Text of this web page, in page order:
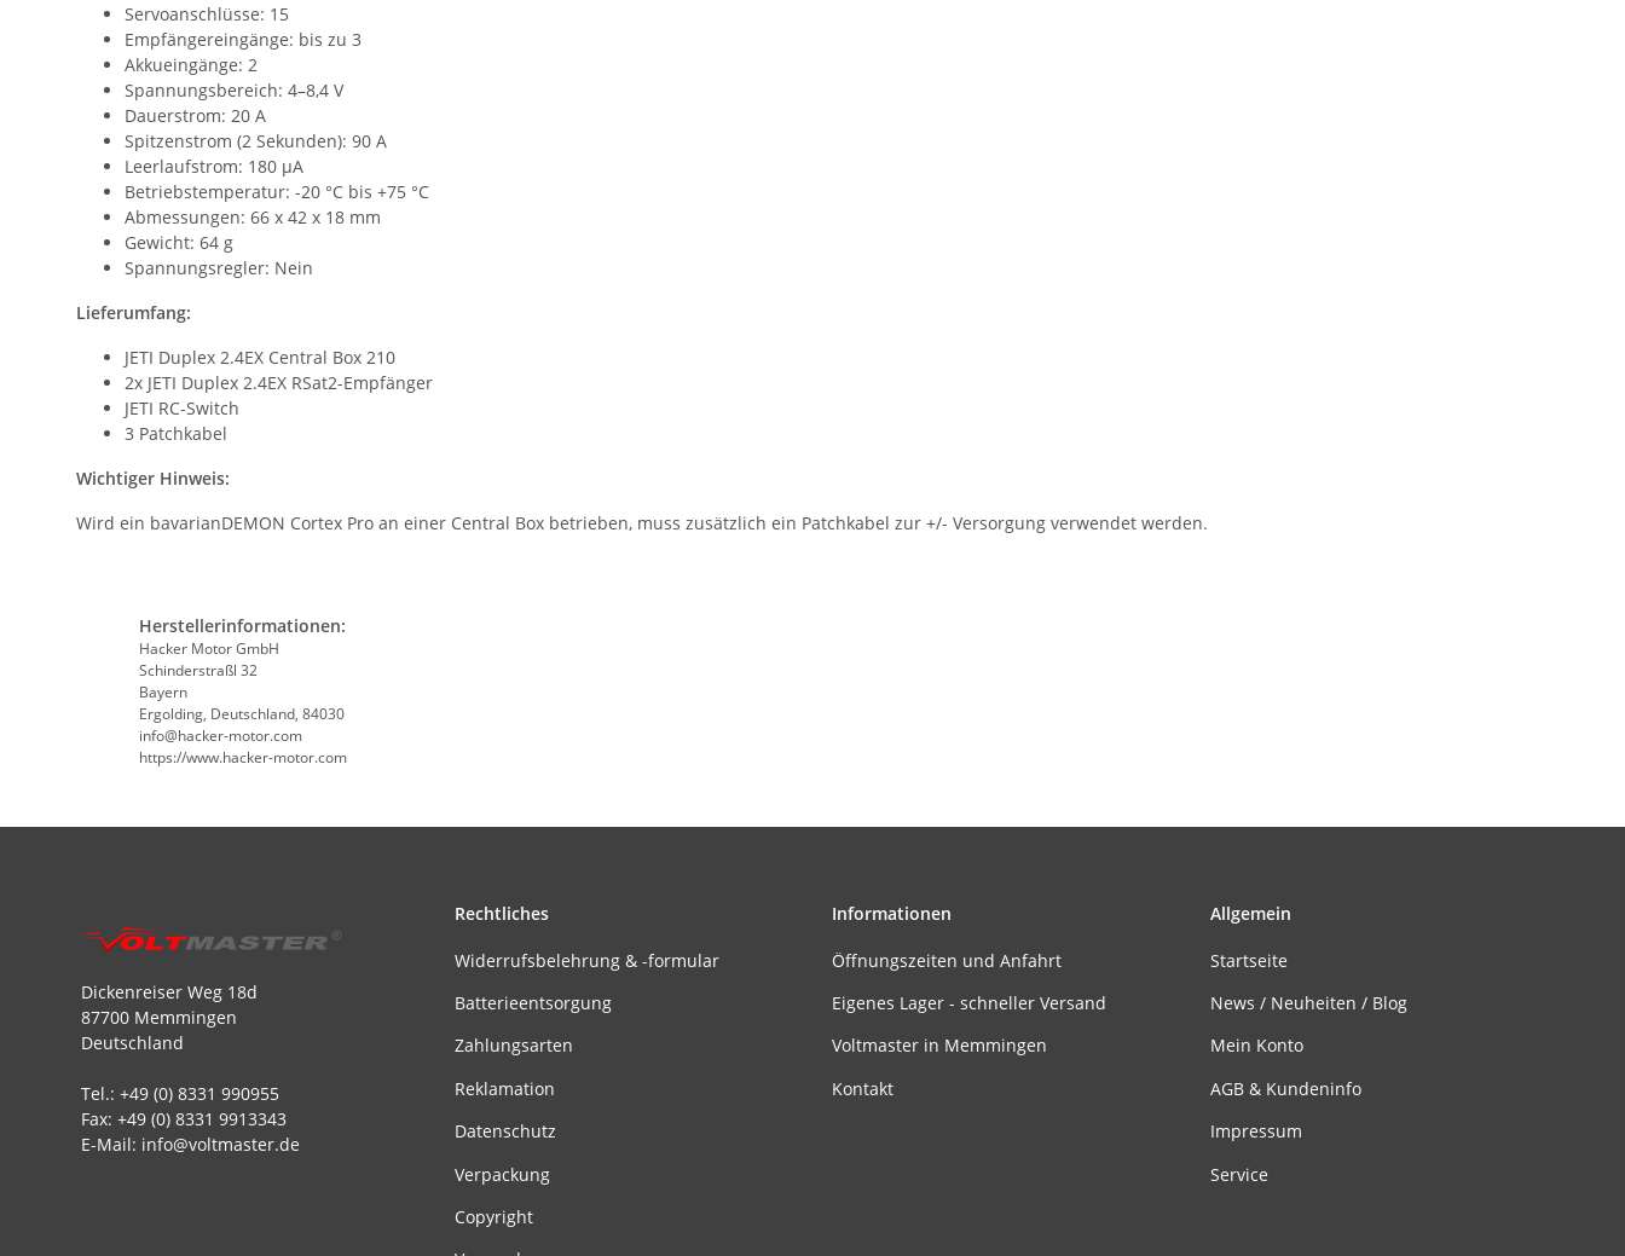
Servoanschlüsse: 15
Empfängereingänge: bis zu 3
Akkueingänge: 2
Spannungsbereich: 4–8,4 V
Dauerstrom: 20 A
Spitzenstrom (2 Sekunden): 90 A
Leerlaufstrom: 180 µA
Betriebstemperatur: -20 °C bis +75 °C
Abmessungen: 66 x 42 x 18 mm
Gewicht: 64 g
Spannungsregler: Nein
Lieferumfang:
JETI Duplex 2.4EX Central Box 210
2x JETI Duplex 2.4EX RSat2-Empfänger
JETI RC-Switch
3 Patchkabel
Wichtiger Hinweis:
Wird ein bavarianDEMON Cortex Pro an einer Central Box betrieben, muss zusätzlich ein Patchkabel zur +/- Versorgung verwendet werden.
Herstellerinformationen:
Hacker Motor GmbH
Schinderstraßl 32
Bayern
Ergolding, Deutschland, 84030
info@hacker-motor.com
https://www.hacker-motor.com
Dickenreiser Weg 18d
87700 Memmingen
Deutschland
Tel.: +49 (0) 8331 990955
Fax: +49 (0) 8331 9913343
E-Mail: info@voltmaster.de
Rechtliches
Widerrufsbelehrung & -formular
Batterieentsorgung
Zahlungsarten
Reklamation
Datenschutz
Verpackung
Copyright
Informationen
Öffnungszeiten und Anfahrt
Eigenes Lager - schneller Versand
Voltmaster in Memmingen
Kontakt
Allgemein
Startseite
News / Neuheiten / Blog
Mein Konto
AGB & Kundeninfo
Impressum
Service